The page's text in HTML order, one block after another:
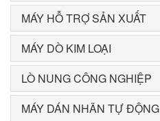
MÁY HỖ TRỢ SẢN XUẤT
MÁY DÒ KIM LOẠI
LÒ NUNG CÔNG NGHIỆP
MÁY DÁN NHÃN TỰ ĐỘNG